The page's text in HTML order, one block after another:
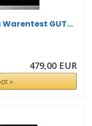
GUT...
479,00 EUR
»